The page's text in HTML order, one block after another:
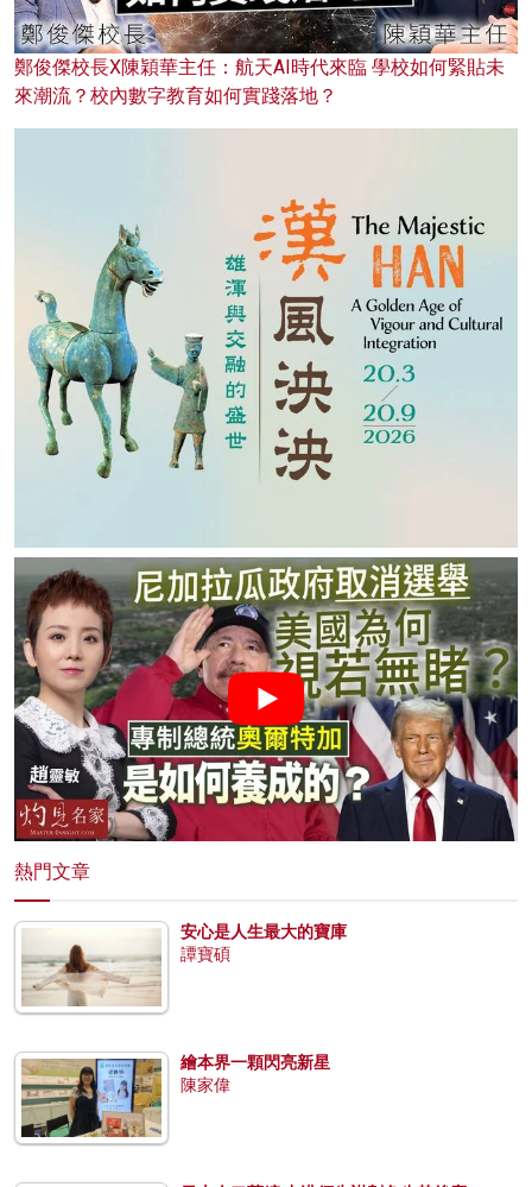
鄭俊傑校長X陳穎華主任：航天AI時代來臨 學校如何緊貼未
來潮流？校內數字教育如何實踐落地？
熱門文章
安心是人生最大的寶庫
譚寶碩
繪本界一顆閃亮新星
陳家偉